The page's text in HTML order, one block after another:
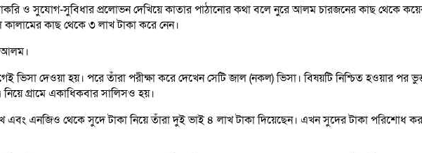
ও সুযোগ-সুবিধার প্রলোভন দেখিয়ে কাতার পাঠানোর কথা বলে নুরে আলম চারজনের কাছ থেকে
কাছ থেকে ৩ লাখ টাকা করে নেন।
আলম।
দেওয়া হয়। পরে তাঁরা পরীক্ষা করে দেখেন সেটি জাল (নকল) ভিসা। বিষয়টি নিশ্চিত হওয়ার পর
গ্রামে একাধিকবার সালিসও হয়।
এনজিও থেকে সুদে টাকা নিয়ে তাঁরা দুই ভাই ৪ লাখ টাকা দিয়েছেন। এখন সুদের টাকা পরিশোধ